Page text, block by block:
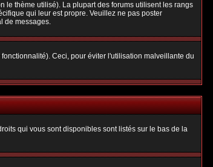
le thème utilisé). La plupart des forums utilisent les rangs
qui leur est propre. Veuillez ne pas poster
de messages.
Ceci, pour éviter l'utilisation malveillante du
qui vous sont disponibles sont listés sur le bas de la